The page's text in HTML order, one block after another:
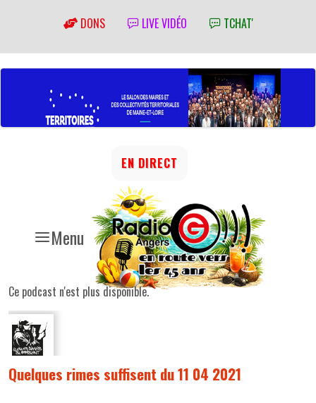
DONS LIVE VIDÉO TCHAT'
Menu
EN DIRECT
Ce podcast n'est plus disponible.
Quelques rimes suffisent du 11 04 2021